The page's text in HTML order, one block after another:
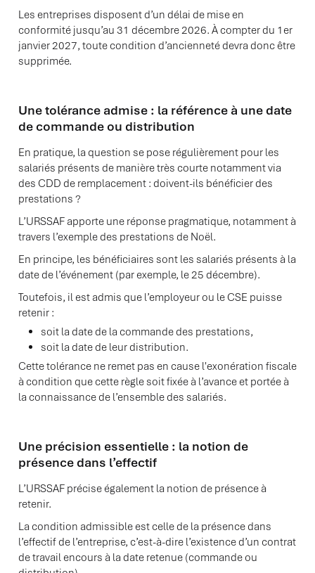
Les entreprises disposent d’un délai de mise en
conformité jusqu’au 31 décembre 2026. À compter du 1er
janvier 2027, toute condition d’ancienneté devra donc être
supprimée.
Une tolérance admise : la référence à une date
de commande ou distribution
En pratique, la question se pose régulièrement pour les
salariés présents de manière très courte notamment via
des CDD de remplacement : doivent-ils bénéficier des
prestations ?
L’URSSAF apporte une réponse pragmatique, notamment à
travers l’exemple des prestations de Noël.
En principe, les bénéficiaires sont les salariés présents à la
date de l’événement (par exemple, le 25 décembre).
Toutefois, il est admis que l’employeur ou le CSE puisse
retenir :
soit la date de la commande des prestations,
soit la date de leur distribution.
Cette tolérance ne remet pas en cause l'exonération fiscale
à condition que cette règle soit fixée à l’avance et portée à
la connaissance de l’ensemble des salariés.
Une précision essentielle : la notion de
présence dans l’effectif
L’URSSAF précise également la notion de présence à
retenir.
La condition admissible est celle de la présence dans
l’effectif de l’entreprise, c’est-à-dire l’existence d’un contrat
de travail encours à la date retenue (commande ou